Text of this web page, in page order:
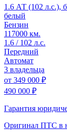
1.6 АТ (102 л.с.),
белый
Бензин
117000 км.
1.6 / 102 л.с.
Передний
Автомат
3 владельца
от 349 000 ₽
490 000 ₽
Гарантия
Оригинал ПТС в